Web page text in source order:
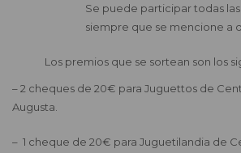
Se puede participar todas
siempre que se mencione a
Los premios que se sortean son los
– 2 cheques de 20€ para Juguettos de
Augusta.
– 1 cheque de 20€ para Juguetilandia de